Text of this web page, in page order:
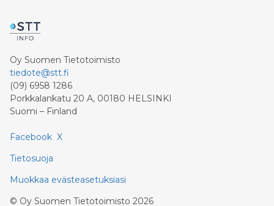
Oy Suomen Tietotoimisto
tiedote@stt.fi
(09) 6958 1286
Porkkalankatu 20 A, 00180 HELSINKI
Suomi – Finland
Facebook X
Tietosuoja
Muokkaa evästeasetuksiasi
© Oy Suomen Tietotoimisto 2026